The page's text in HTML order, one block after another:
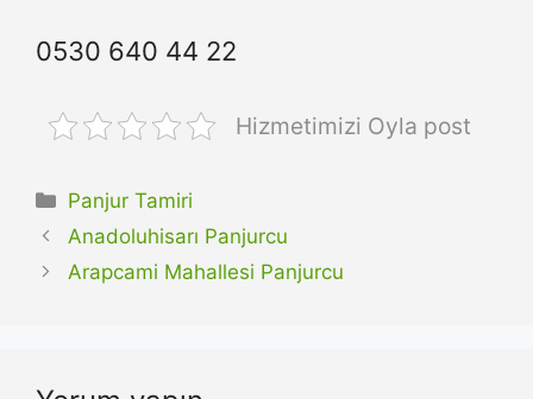
0530 640 44 22
Hizmetimizi Oyla post
Kategoriler
Panjur Tamiri
Anadoluhisarı Panjurcu
Arapcami Mahallesi Panjurcu